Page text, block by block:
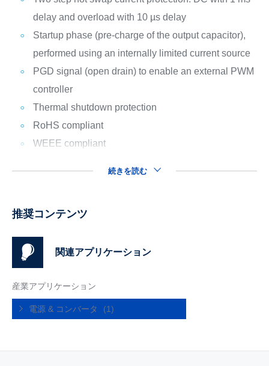
delay and overload with 10 µs delay
Startup phase (pre-charge of the output capacitor),
performed using an internally limited current source
PGD signal (open drain) to enable an external PWM
controller
Thermal shutdown protection
RoHS compliant
WEEE compliant
続きを読む
推奨コンテンツ
関連アプリケーション
産業アプリケーション
電源 & コンバータ (1)